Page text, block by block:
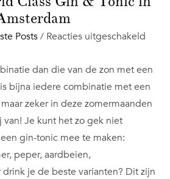
Posts/ Reacties uitgeschakeld
een
Class
dan die van de zon met een
bijna iedere combinatie met een
zeker in deze zomermaanden
Je kunt het zo gek niet
gin-tonic mee te maken:
peper, aardbeien,
drink je de beste varianten? Dit zijn